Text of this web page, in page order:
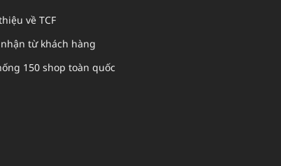
về TCF
nhận từ khách hàng
150 shop toàn quốc